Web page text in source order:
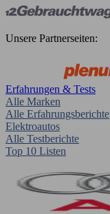
Unsere Partnerseiten:
Erfahrungen & Tests
Alle Marken
Alle Erfahrungsberichte
Elektroautos
Alle Testberichte
Top 10 Listen